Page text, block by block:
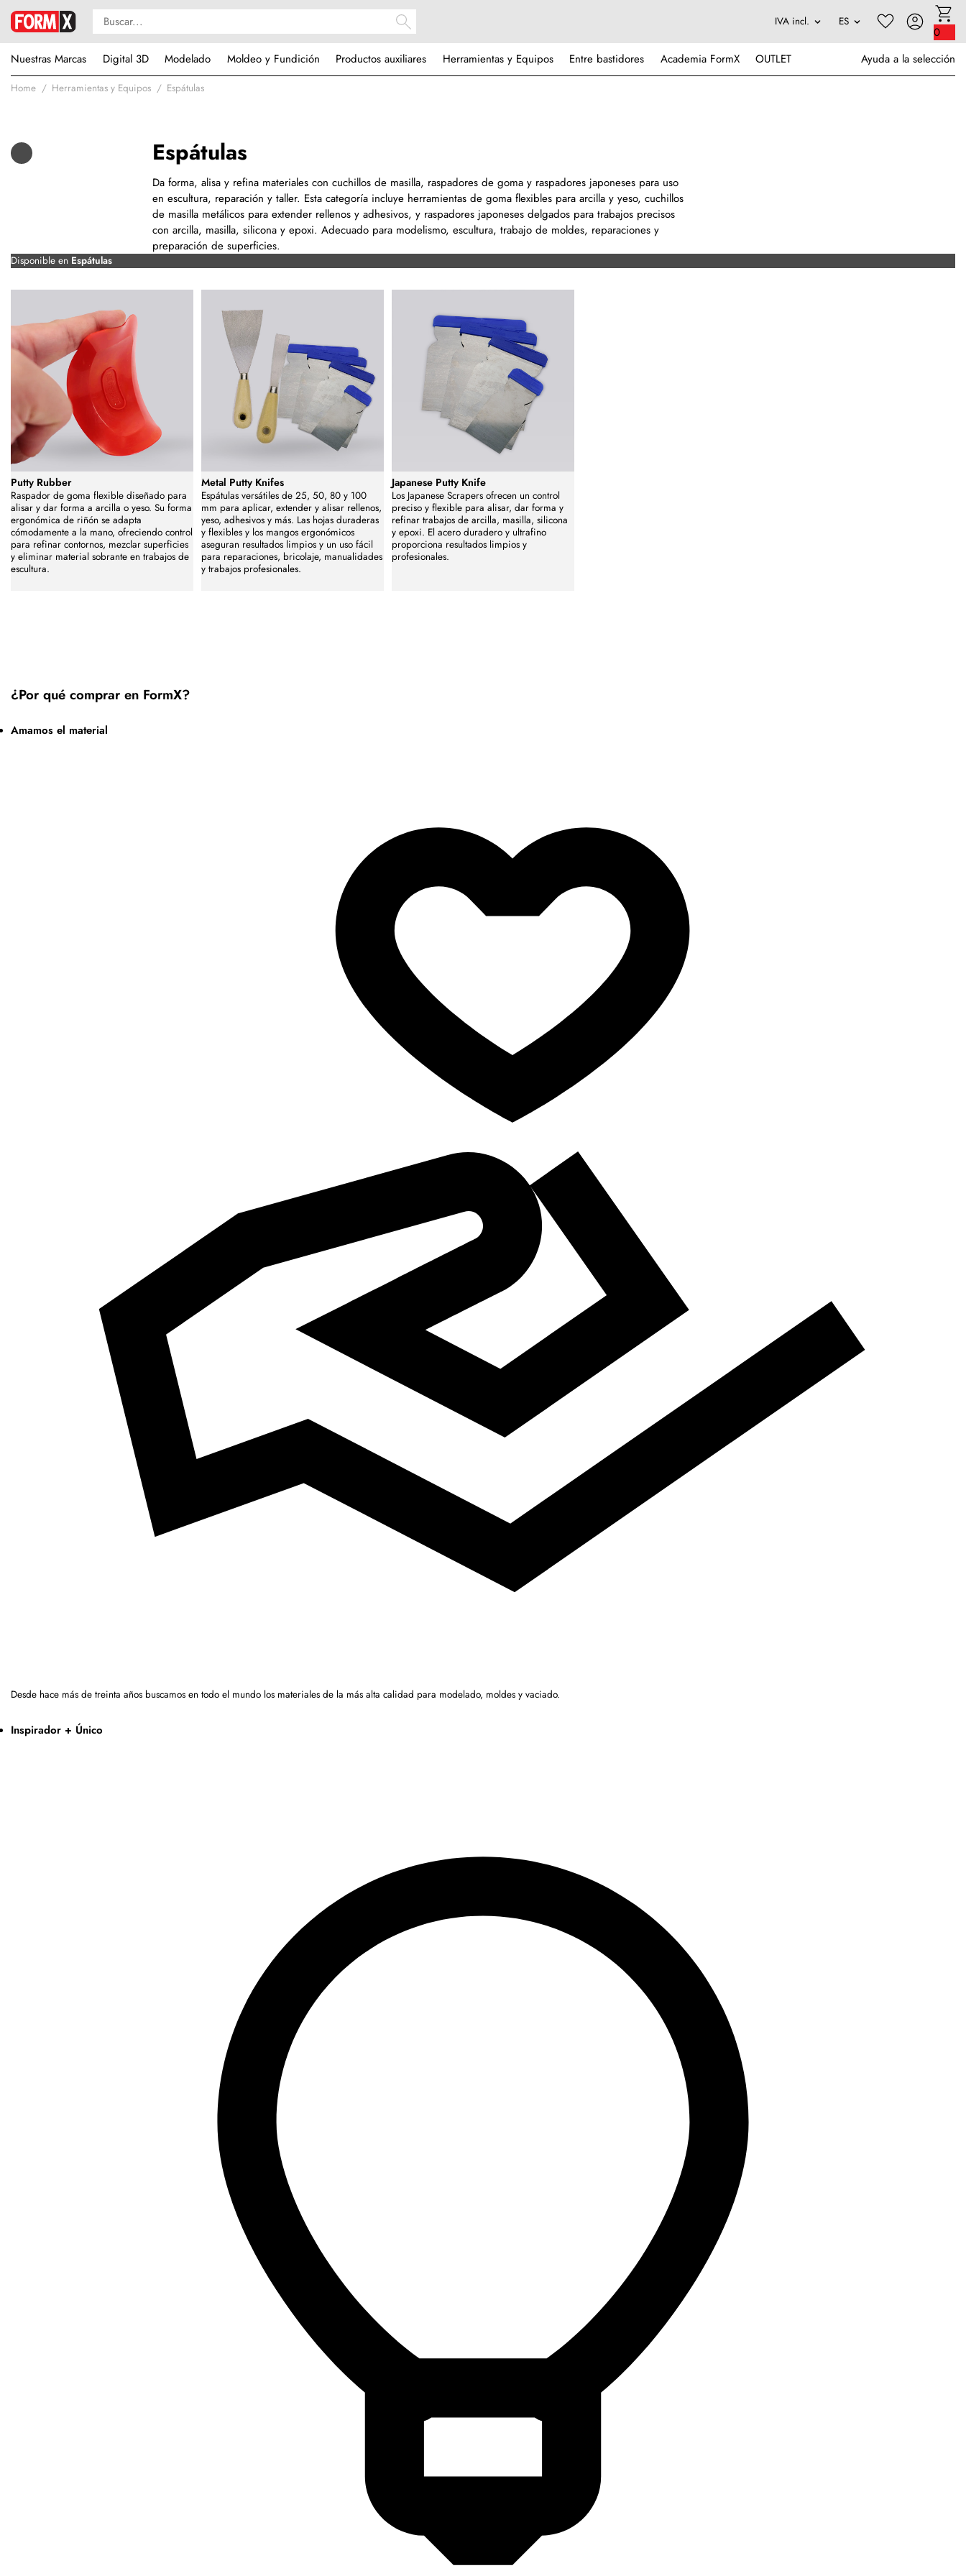
0
Nuestras Marcas
Digital 3D Modelado Moldeo y Fundición Productos auxiliares Herramientas y Equipos Entre bastidores Academia FormX OUTLET Ayuda a la selección
Home Herramientas y Equipos Espátulas
Espátulas
Da forma, alisa y refina materiales con cuchillos de masilla, raspadores de goma y raspadores japoneses para uso
en escultura, reparación y taller. Esta categoría incluye herramientas de goma flexibles para arcilla y yeso, cuchillos
de masilla metálicos para extender rellenos y adhesivos, y raspadores japoneses delgados para trabajos precisos
con arcilla, masilla, silicona y epoxi. Adecuado para modelismo, escultura, trabajo de moldes, reparaciones y
preparación de superficies.
Disponible en Espátulas
Putty Rubber
Raspador de goma flexible diseñado para
alisar y dar forma a arcilla o yeso. Su forma
ergonómica de riñón se adapta
cómodamente a la mano, ofreciendo control
para refinar contornos, mezclar superficies
y eliminar material sobrante en trabajos de
escultura.
Metal Putty Knifes
Espátulas versátiles de 25, 50, 80 y 100
mm para aplicar, extender y alisar rellenos,
yeso, adhesivos y más. Las hojas duraderas
y flexibles y los mangos ergonómicos
aseguran resultados limpios y un uso fácil
para reparaciones, bricolaje, manualidades
y trabajos profesionales.
Japanese Putty Knife
Los Japanese Scrapers ofrecen un control
preciso y flexible para alisar, dar forma y
refinar trabajos de arcilla, masilla, silicona
y epoxi. El acero duradero y ultrafino
proporciona resultados limpios y
profesionales.
¿Por qué comprar en FormX?
Amamos el material
Desde hace más de treinta años buscamos en todo el mundo los materiales de la más alta calidad para modelado, moldes y vaciado.
Inspirador + Único